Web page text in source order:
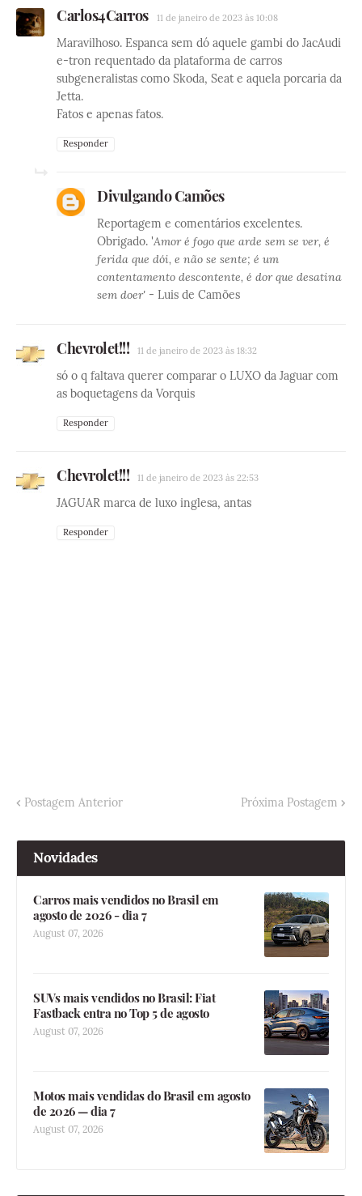
Carlos4Carros 11 de janeiro de 2023 às 10:08
Maravilhoso. Espanca sem dó aquele gambi do JacAudi
e-tron requentado da plataforma de carros
subgeneralistas como Skoda, Seat e aquela porcaria da
Jetta.
Fatos e apenas fatos.
Responder
Divulgando Camões
Reportagem e comentários excelentes.
Obrigado. 'Amor é fogo que arde sem se ver, é
ferida que dói, e não se sente; é um
contentamento descontente, é dor que desatina
sem doer' - Luis de Camões
Chevrolet!!! 11 de janeiro de 2023 às 18:32
só o q faltava querer comparar o LUXO da Jaguar com
as boquetagens da Vorquis
Responder
Chevrolet!!! 11 de janeiro de 2023 às 22:53
JAGUAR marca de luxo inglesa, antas
Responder
Postagem Anterior Próxima Postagem
Novidades
Carros mais vendidos no Brasil em
agosto de 2026 - dia 7
August 07, 2026
SUVs mais vendidos no Brasil: Fiat
Fastback entra no Top 5 de agosto
August 07, 2026
Motos mais vendidas do Brasil em agosto
de 2026 — dia 7
August 07, 2026